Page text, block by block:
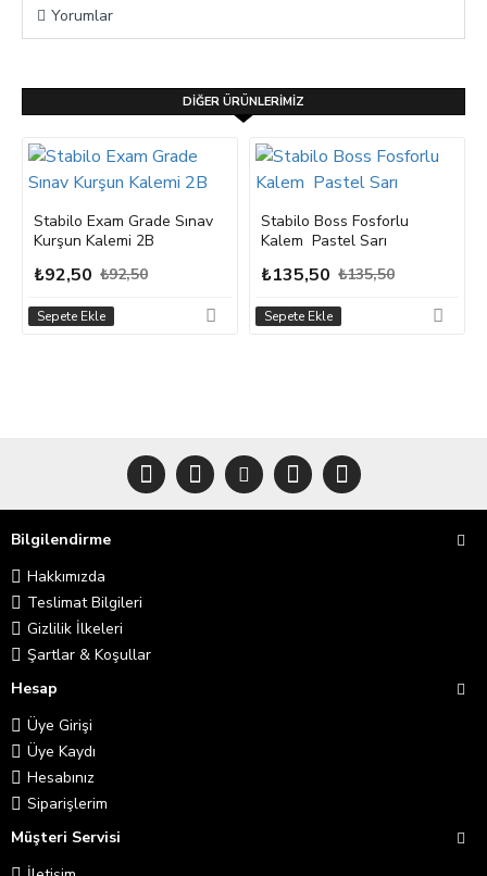
Yorumlar
DIĞER ÜRÜNLERIMIZ
Stabilo Exam Grade Sınav
Kurşun Kalemi 2B
₺92,50 ₺92,50
Sepete Ekle
Stabilo Boss Fosforlu
Kalem Pastel Sarı
₺135,50 ₺135,50
Sepete Ekle
Bilgilendirme
Hakkımızda
Teslimat Bilgileri
Gizlilik İlkeleri
Şartlar & Koşullar
Hesap
Üye Girişi
Üye Kaydı
Hesabınız
Siparişlerim
Müşteri Servisi